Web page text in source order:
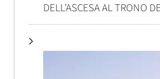
DELL’ASCESA AL TRONO